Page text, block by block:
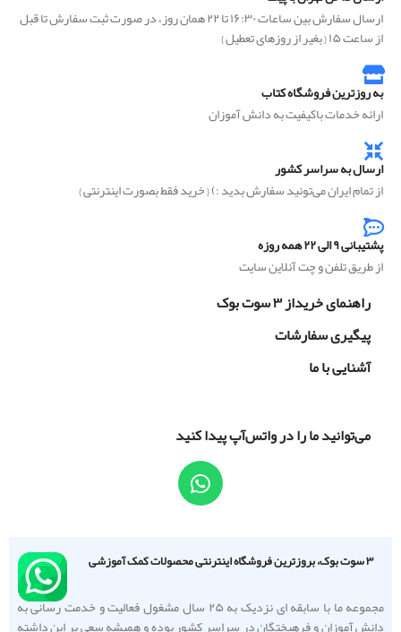
ارسال سفارش بین ساعات ۱۶:۳۰ تا ۲۲ همان روز، در صورت ثبت سفارش تا قبل
از ساعت ۱۵ { بغیر از روزهای تعطیل }
به روزترین فروشگاه کتاب
ارائه خدمات باکیفیت به دانش آموزان
ارسال به سراسر کشور
از تمام ایران می‌تونید سفارش بدید :) { خرید فقط بصورت اینترنتی }
پشتیبانی ۹ الی ۲۲ همه روزه
از طریق تلفن و چت آنلاین سایت
راهنمای خریداز ۳ سوت بوک
پیگیری سفارشات
آشنایی با ما
می‌توانید ما را در واتس‌آپ پیدا کنید
۳ سوت بوک، بروزترین فروشگاه اینترنتی محصولات کمک آموزشی
مجموعه ما با سابقه ای نزدیک به ۲۵ سال مشغول فعالیت و خدمت رسانی به
دانش آموزان و فرهیختگان در سراسر کشور بوده و همیشه سعی بر این داشته